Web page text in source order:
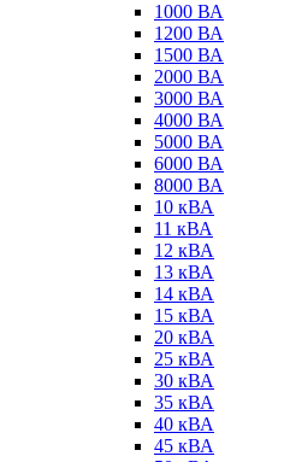
1000 ВА
1200 ВА
1500 ВА
2000 ВА
3000 ВА
4000 ВА
5000 ВА
6000 ВА
8000 ВА
10 кВА
11 кВА
12 кВА
13 кВА
14 кВА
15 кВА
20 кВА
25 кВА
30 кВА
35 кВА
40 кВА
45 кВА